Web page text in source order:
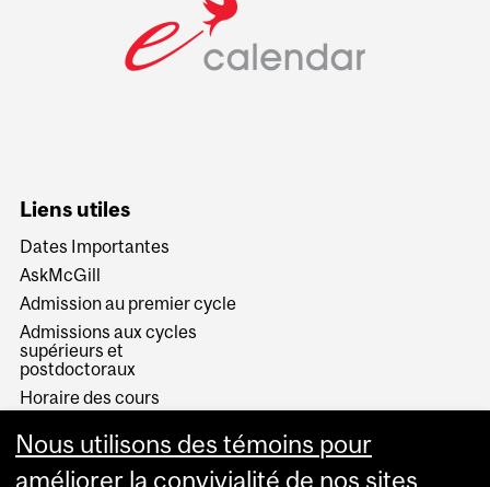
Liens utiles
Dates Importantes
AskMcGill
Admission au premier cycle
Admissions aux cycles
supérieurs et
postdoctoraux
Horaire des cours
Services aux étudiants
Nous utilisons des témoins pour
améliorer la convivialité de nos sites